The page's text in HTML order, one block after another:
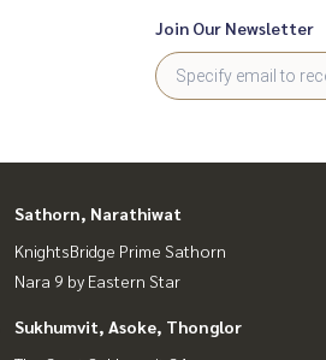
Join Our Newsletter
Sathorn, Narathiwat
KnightsBridge Prime Sathorn
Nara 9 by Eastern Star
Sukhumvit, Asoke, Thonglor